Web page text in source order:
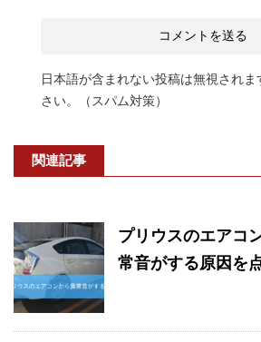
日本語が含まれない投稿は無視され
さい。（スパム対策）
関連記事
プリウスのエアコ
常音がする原因を